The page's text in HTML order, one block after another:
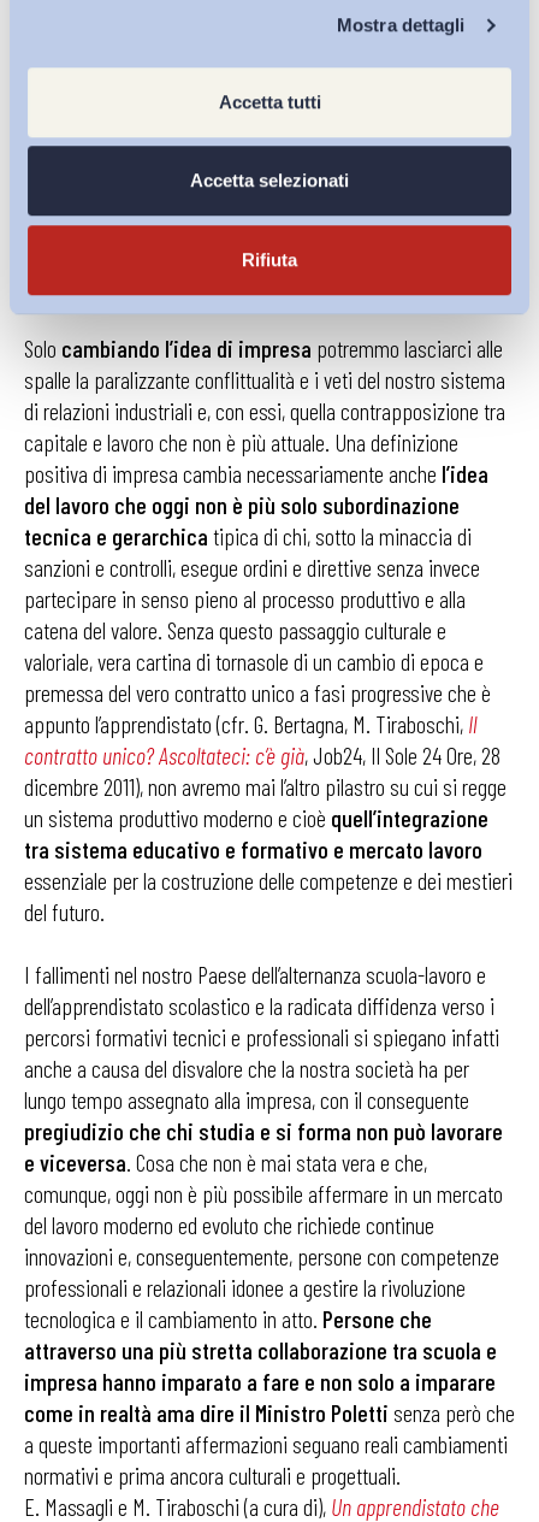
Mostra dettagli
Accetta tutti
Accetta selezionati
Rifiuta
una impresa ben oltre l’attuale definizione del nostro codice
civile quale freddo luogo dello scambio di lavoro contro
l’impresa è prima di tutto sede della
creazione e condivisione di valore e ricchezza
economica: luogo di relazioni umane dove si costruiscono
appartenenze e valori e dove si forma e sviluppa la persona
nelle sue espressioni certamente professionali ed
economiche, ma anche culturali e morali.
Solo cambiando l’idea di impresa potremmo lasciarci alle
spalle la paralizzante conflittualità e i veti del nostro sistema
di relazioni industriali e, con essi, quella contrapposizione tra
capitale e lavoro che non è più attuale. Una definizione
positiva di impresa cambia necessariamente anche l’idea
del lavoro che oggi non è più solo subordinazione
tecnica e gerarchica tipica di chi, sotto la minaccia di
sanzioni e controlli, esegue ordini e direttive senza invece
partecipare in senso pieno al processo produttivo e alla
catena del valore. Senza questo passaggio culturale e
valoriale, vera cartina di tornasole di un cambio di epoca e
premessa del vero contratto unico a fasi progressive che è
appunto l’apprendistato (cfr. G. Bertagna, M. Tiraboschi, Il
contratto unico? Ascoltateci: c’è già, Job24, Il Sole 24 Ore, 28
dicembre 2011), non avremo mai l’altro pilastro su cui si regge
un sistema produttivo moderno e cioè quell’integrazione
tra sistema educativo e formativo e mercato lavoro
essenziale per la costruzione delle competenze e dei mestieri
del futuro.
I fallimenti nel nostro Paese dell’alternanza scuola-lavoro e
dell’apprendistato scolastico e la radicata diffidenza verso i
percorsi formativi tecnici e professionali si spiegano infatti
anche a causa del disvalore che la nostra società ha per
lungo tempo assegnato alla impresa, con il conseguente
pregiudizio che chi studia e si forma non può lavorare
e viceversa. Cosa che non è mai stata vera e che,
comunque, oggi non è più possibile affermare in un mercato
del lavoro moderno ed evoluto che richiede continue
innovazioni e, conseguentemente, persone con competenze
professionali e relazionali idonee a gestire la rivoluzione
tecnologica e il cambiamento in atto. Persone che
attraverso una più stretta collaborazione tra scuola e
impresa hanno imparato a fare e non solo a imparare
come in realtà ama dire il Ministro Poletti senza però che
a queste importanti affermazioni seguano reali cambiamenti
normativi e prima ancora culturali e progettuali.
E. Massagli e M. Tiraboschi (a cura di), Un apprendistato che